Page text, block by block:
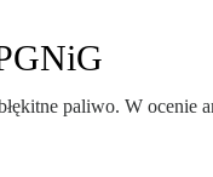
paliwo. W ocenie